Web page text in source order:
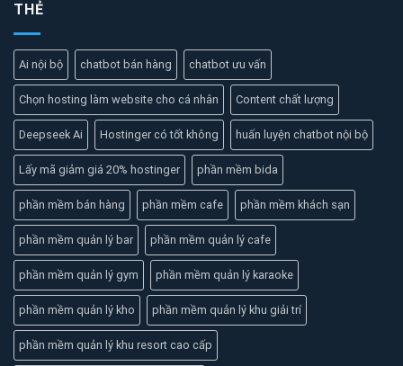
THẺ
Ai nội bộ chatbot bán hàng chatbot ưu vấn
Chọn hosting làm website cho cá nhân Content chất lượng
Deepseek Ai Hostinger có tốt không huấn luyện chatbot nội bộ
Lấy mã giảm giá 20% hostinger phần mềm bida
phần mềm bán hàng phần mềm cafe phần mềm khách sạn
phần mềm quản lý bar phần mềm quản lý cafe
phần mềm quản lý gym phần mềm quản lý karaoke
phần mềm quản lý kho phần mềm quản lý khu giải trí
phần mềm quản lý khu resort cao cấp